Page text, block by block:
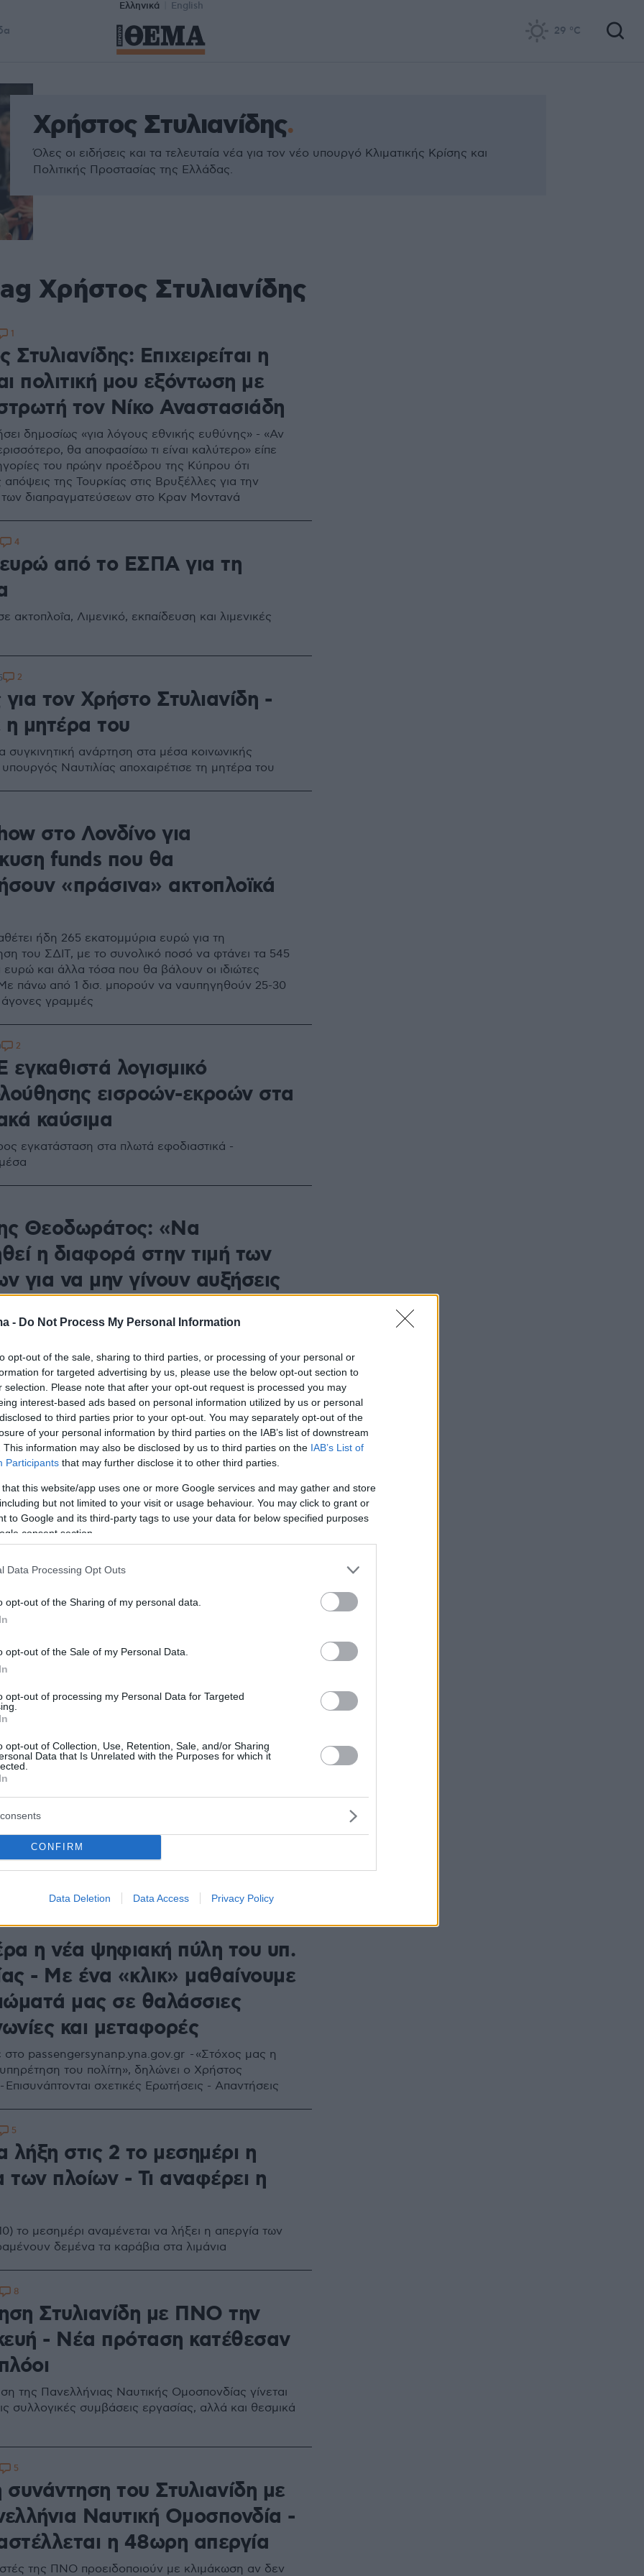
- Do Not Process My Personal Information
opt-out of the sale, sharing to third parties, or processing of your personal or
for targeted advertising by us, please use the below opt-out section to
selection. Please note that after your opt-out request is processed you may
interest-based ads based on personal information utilized by us or personal
to third parties prior to your opt-out. You may separately opt-out of the
of your personal information by third parties on the IAB’s list of downstream
This information may also be disclosed by us to third parties on the IAB’s List of
Participants that may further disclose it to other third parties.
that this website/app uses one or more Google services and may gather and store
but not limited to your visit or usage behaviour. You may click to grant or
to Google and its third-party tags to use your data for below specified purposes
consent section.
Data Processing Opt Outs
opt-out of the Sharing of my personal data.
opt-out of the Sale of my Personal Data.
opt-out of processing my Personal Data for Targeted
opt-out of Collection, Use, Retention, Sale, and/or Sharing
Data that Is Unrelated with the Purposes for which it
CONFIRM
Data Deletion Data Access Privacy Policy
Ελληνικά English
29 °C
Χρήστος Στυλιανίδης
Όλες οι ειδήσεις και τα τελευταία νέα για τον νέο υπουργό Κλιματικής Κρίσης και
Πολιτικής Προστασίας της Ελλάδας.
Χρήστος Στυλιανίδης
Στυλιανίδης: Επιχειρείται η
πολιτική μου εξόντωση με
τον Νίκο Αναστασιάδη
δημοσίως «για λόγους εθνικής ευθύνης» - «Αν
θα αποφασίσω τι είναι καλύτερο» είπε
του πρώην προέδρου της Κύπρου ότι
απόψεις της Τουρκίας στις Βρυξέλλες για την
διαπραγματεύσεων στο Κραν Μοντανά
1
ευρώ από το ΕΣΠΑ για τη
ακτοπλοΐα, Λιμενικό, εκπαίδευση και λιμενικές
4
τον Χρήστο Στυλιανίδη -
μητέρα του
συγκινητική ανάρτηση στα μέσα κοινωνικής
Ναυτιλίας αποχαιρέτισε τη μητέρα του
2
στο Λονδίνο για
funds που θα
«πράσινα» ακτοπλοϊκά
ήδη 265 εκατομμύρια ευρώ για τη
του ΣΔΙΤ, με το συνολικό ποσό να φτάνει τα 545
ευρώ και άλλα τόσα που θα βάλουν οι ιδιώτες
πάνω από 1 δισ. μπορούν να ναυπηγηθούν 25-30
άγονες γραμμές
λογισμικό
εισροών-εκροών στα
καύσιμα
εγκατάσταση στα πλωτά εφοδιαστικά -
2
Θεοδωράτος: «Να
η διαφορά στην τιμή των
για να μην γίνουν αυξήσεις
προτείνουν να επιδοτηθούν οι εταιρείες εμπορίας
σε θείο 0,001% κοστίζει ακριβότερα κατά 30%
λειτουργικό κόστος των εταιρειών
– Hellenic Day: Η Κίνα τιμά την
ναυτιλία
Pudong Shipping Week 2024 που φιλοξενείται από
City και την Ένωση Τραπεζικών και
Στελεχών της Ελληνικής Ναυτιλίας που
από την Pudong New Area Government
Ο ναυτιλιακός τομέας
ατζέντας στις ελληνοτουρκικές
και Νησιωτικής Πολιτικής συναντήθηκε με
κορβανά μπήκαν από την
19 εκατομμύρια ευρώ
νέας έδρας της Ενιαίας Αρχής Δημοσίων Συμβάσεων
η νέα ψηφιακή πύλη του υπ.
- Με ένα «κλικ» μαθαίνουμε
μας σε θαλάσσιες
και μεταφορές
στο passengersynanp.yna.gov.gr - «Στόχος μας η
του πολίτη», δηλώνει ο Χρήστος
Επισυνάπτονται σχετικές Ερωτήσεις - Απαντήσεις
λήξη στις 2 το μεσημέρι η
των πλοίων - Τι αναφέρει η
το μεσημέρι αναμένεται να λήξει η απεργία των
δεμένα τα καράβια στα λιμάνια
5
Στυλιανίδη με ΠΝΟ την
- Νέα πρόταση κατέθεσαν
της Πανελλήνιας Ναυτικής Ομοσπονδίας γίνεται
συλλογικές συμβάσεις εργασίας, αλλά και θεσμικά
8
του Στυλιανίδη με
Ναυτική Ομοσπονδία -
η 48ωρη απεργία
της ΠΝΟ προειδοποιούν με κλιμάκωση αν δεν
5